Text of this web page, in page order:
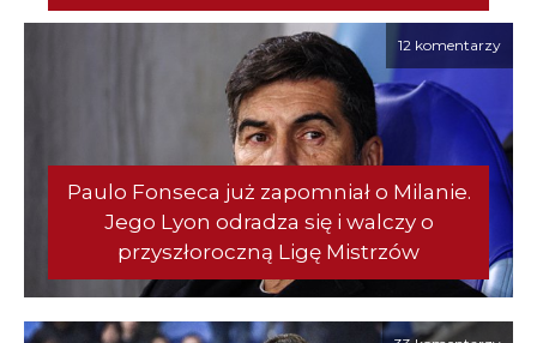
12 komentarzy
Paulo Fonseca już zapomniał o Milanie.
Jego Lyon odradza się i walczy o
przyszłoroczną Ligę Mistrzów